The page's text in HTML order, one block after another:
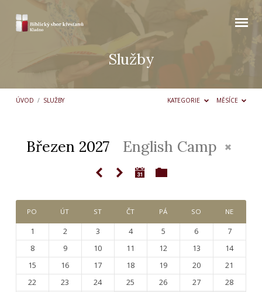
Služby
ÚVOD / SLUŽBY KATEGORIE MĚSÍCE
Služby
Březen 2027 English Camp
PO ÚT ST ČT PÁ SO NE
1 2 3 4 5 6
7
8
9 10 11 12 13
14
15
16 17 18 19 20
21
22
23 24 25 26 27
28